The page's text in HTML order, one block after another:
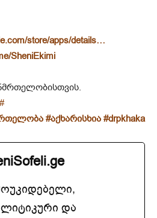
store/apps/details…
SheniEkimi
#
#აქხარისხია #drpkhaka
და